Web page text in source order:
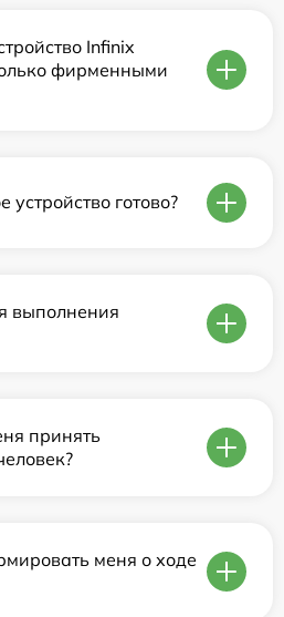
Infinix
фирменными
готово?
выполнения
принять
меня о ходе